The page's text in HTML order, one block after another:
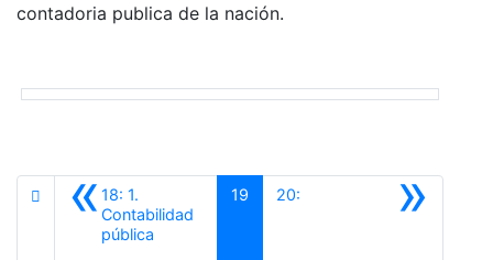
contadoria publica de la nación.
«18: 1.
Contabilidad
pública
19 »
20: